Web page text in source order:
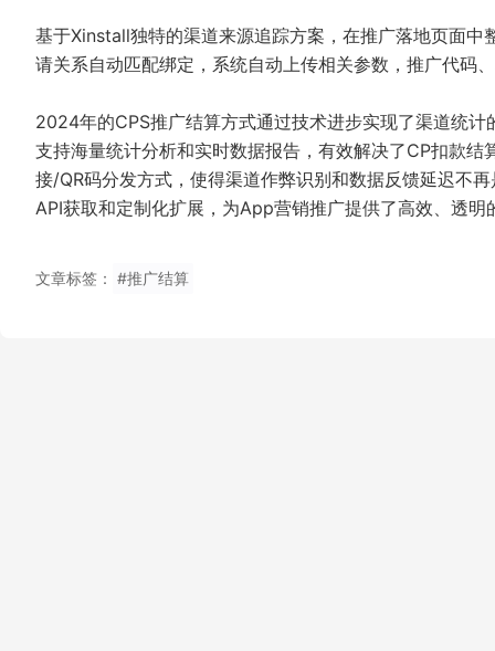
基于Xinstall独特的渠道来源追踪方案，在推广落地页面
请关系自动匹配绑定，系统自动上传相关参数，推广代码
2024年的CPS推广结算方式通过技术进步实现了渠道统
支持海量统计分析和实时数据报告，有效解决了CP扣款
接/QR码分发方式，使得渠道作弊识别和数据反馈延迟不
API获取和定制化扩展，为App营销推广提供了高效、透明
文章标签： #推广结算